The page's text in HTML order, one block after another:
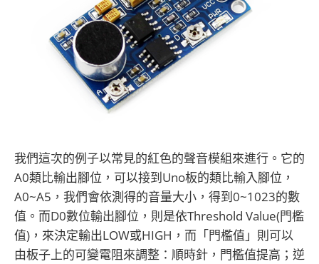
我們這次的例子以常見的紅色的聲音模組來進行。它的
A0類比輸出腳位，可以接到Uno板的類比輸入腳位，
A0~A5，我們會依測得的音量大小，得到0~1023的數
值。而D0數位輸出腳位，則是依Threshold Value(門檻
值)，來決定輸出LOW或HIGH，而「門檻值」則可以
由板子上的可變電阻來調整：順時針，門檻值提高；逆